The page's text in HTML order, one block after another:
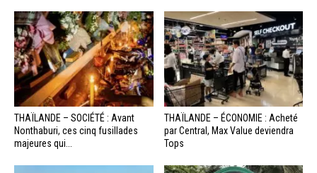
THAÏLANDE – SOCIÉTÉ : Avant
Nonthaburi, ces cinq fusillades
majeures qui...
THAÏLANDE – ÉCONOMIE : Acheté
par Central, Max Value deviendra
Tops